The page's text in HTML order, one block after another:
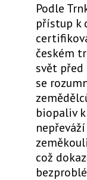
Podle
přístup k
českém
svět před
se
biopaliv
což